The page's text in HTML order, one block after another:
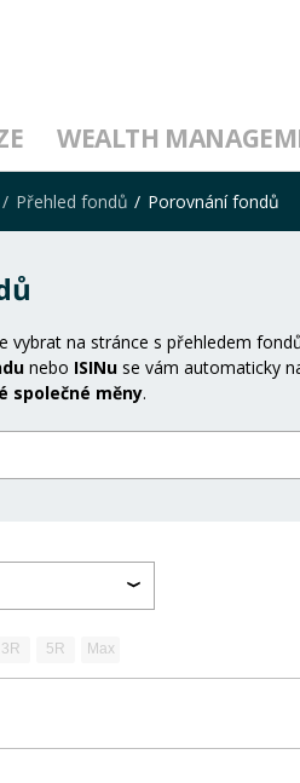
WEALTH
Přehled fondů Porovnání fondů
vybrat na stránce s přehledem
nebo ISINu se vám automaticky
společné měny.
3R 5R Max